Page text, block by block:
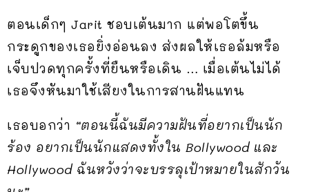
ตอนเด็กๆ Jarit ชอบเต้นมาก แต่พอโตขึ้น
กระดูกของเธอยิ่งอ่อนลง ส่งผลให้เธอล้มหรือ
เจ็บปวดทุกครั้งที่ยืนหรือเดิน … เมื่อเต้นไม่ได้
เธอจึงหันมาใช้เสียงในการสานฝันแทน
เธอบอกว่า “ตอนนี้ฉันมีความฝันที่อยากเป็นนัก
ร้อง อยากเป็นนักแสดงทั้งใน Bollywood และ
Hollywood ฉันหวังว่าจะบรรลุเป้าหมายในสักวัน